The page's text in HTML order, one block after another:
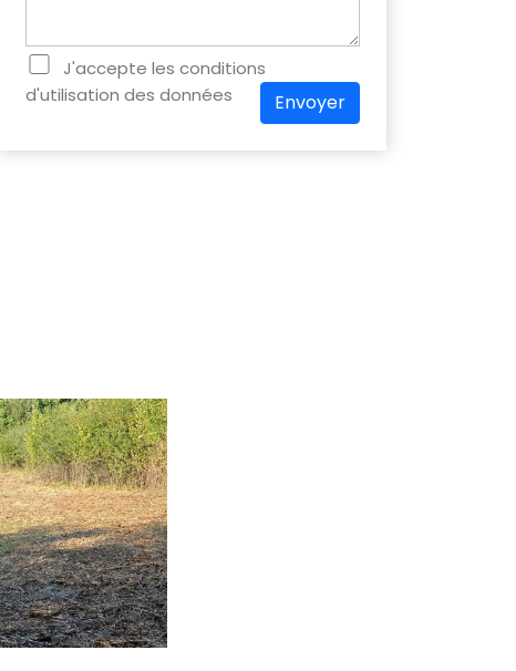
J'accepte les conditions
d'utilisation des données
Envoyer